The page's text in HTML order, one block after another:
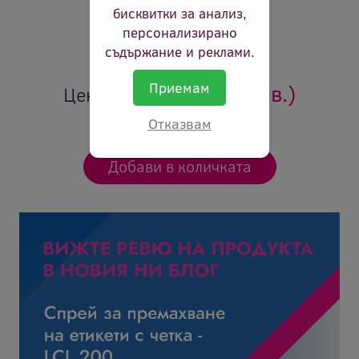
Цвят: магента
Ревю: Оцени продукта
Цена: 7.38 €(14.43 лв.)
бисквитки за анализ,
персонализирано
съдържание и реклами.
Приемам
Отказвам